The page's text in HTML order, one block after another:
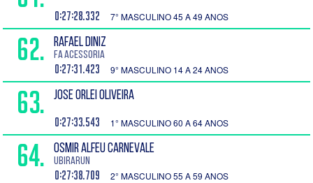
0:27:28.332 7° MASCULINO 45 A 49 ANOS
62. RAFAEL DINIZ
FA ACESSORIA
0:27:31.423 9° MASCULINO 14 A 24 ANOS
63. JOSE ORLEI OLIVEIRA
0:27:33.543 1° MASCULINO 60 A 64 ANOS
64. OSMIR ALFEU CARNEVALE
UbiraRun
0:27:38.709 2° MASCULINO 55 A 59 ANOS